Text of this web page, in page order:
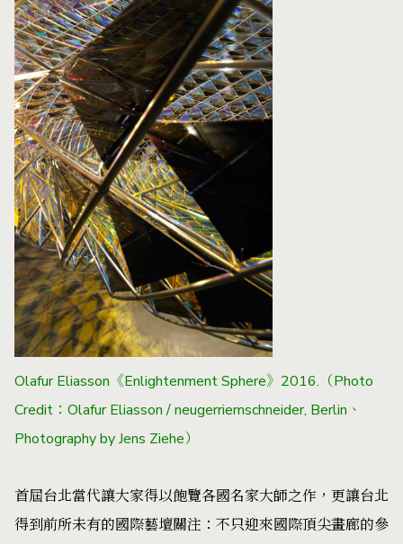
Olafur Eliasson《Enlightenment Sphere》2016.（Photo
Credit：Olafur Eliasson / neugerriemschneider, Berlin、
Photography by Jens Ziehe）
首屆台北當代讓大家得以飽覽各國名家大師之作，更讓台北
得到前所未有的國際藝壇關注：不只迎來國際頂尖畫廊的參